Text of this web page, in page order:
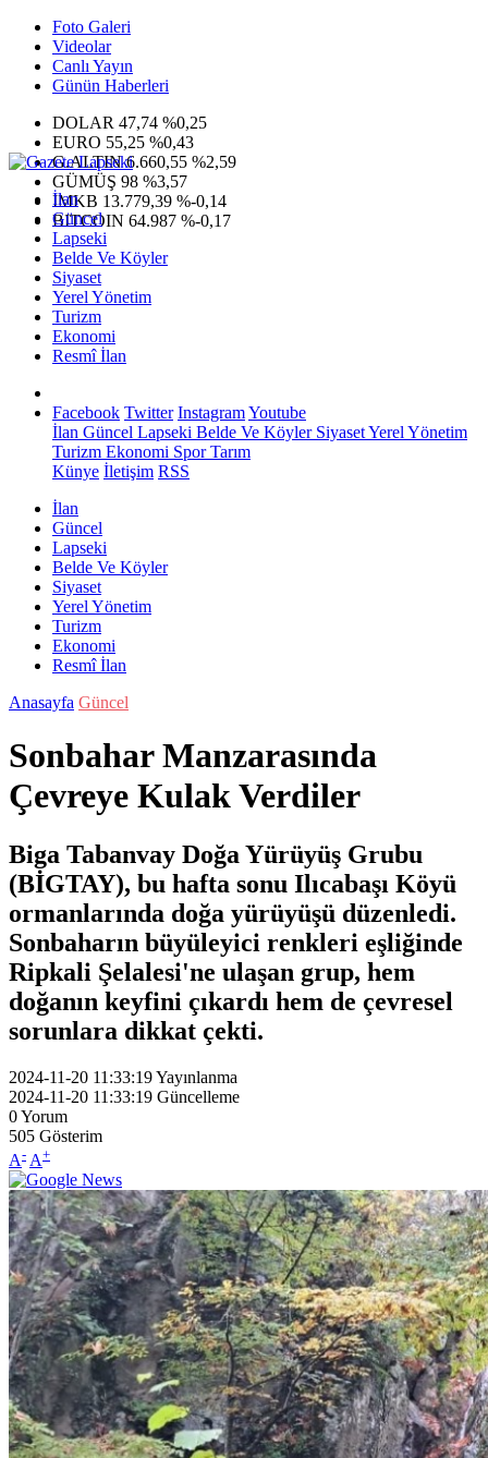
Foto Galeri
Videolar
Canlı Yayın
Günün Haberleri
DOLAR 47,74 %0,25
EURO 55,25 %0,43
G.ALTIN6.660,55 %2,59
GÜMÜŞ 98 %3,57
IMKB 13.779,39 %-0,14
BITCOIN 64.987 %-0,17
İlan
Güncel
Lapseki
Belde Ve Köyler
Siyaset
Yerel Yönetim
Turizm
Ekonomi
Resmî İlan
Facebook Twitter InstagramYoutube
İlan Güncel Lapseki Belde Ve KöylerSiyasetYerel Yönetim
Turizm Ekonomi SporTarım
Künye İletişim RSS
İlan
Güncel
Lapseki
Belde Ve Köyler
Siyaset
Yerel Yönetim
Turizm
Ekonomi
Resmî İlan
Anasayfa Güncel
Sonbahar Manzarasında
Çevreye Kulak Verdiler
Biga Tabanvay Doğa Yürüyüş Grubu
(BİGTAY), bu hafta sonu Ilıcabaşı Köyü
ormanlarında doğa yürüyüşü düzenledi.
Sonbaharın büyüleyici renkleri eşliğinde
Ripkali Şelalesi'ne ulaşan grup, hem
doğanın keyfini çıkardı hem de çevresel
sorunlara dikkat çekti.
2024-11-20 11:33:19Yayınlanma
2024-11-20 11:33:19 Güncelleme
0Yorum
505 Gösterim
A- A+